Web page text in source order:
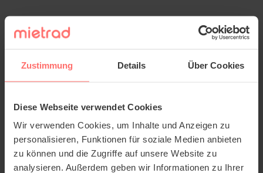
Zustimmung Details Über Cookies
Diese Webseite verwendet Cookies
Wir verwenden Cookies, um Inhalte und Anzeigen zu
personalisieren, Funktionen für soziale Medien anbieten
zu können und die Zugriffe auf unsere Website zu
analysieren. Außerdem geben wir Informationen zu Ihrer